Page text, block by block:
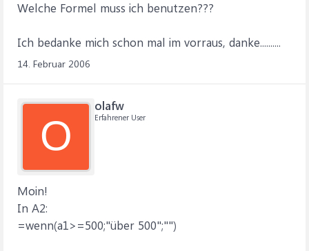
Welche Formel muss ich benutzen???
Ich bedanke mich schon mal im vorraus, danke..........
14. Februar 2006
O
olafw
Erfahrener User
Moin!
In A2:
=wenn(a1>=500;"über 500";"")